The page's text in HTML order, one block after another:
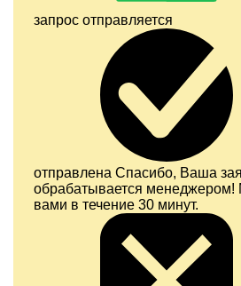
запрос отправляется
отправлена Спасибо, Ваша
обрабатывается
вами в течение 30 минут.